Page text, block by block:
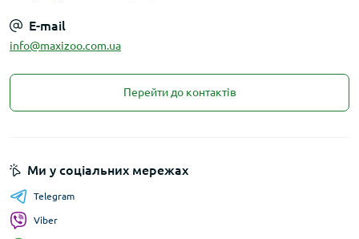
E-mail
info@maxizoo.com.ua
Перейти до контактів
Ми у соціальних мережах
Telegram
Viber